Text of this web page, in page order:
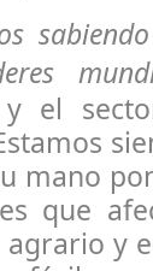
y el
mano
que
y